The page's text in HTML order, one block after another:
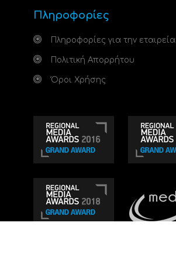
Πληροφορίες
Πληροφορίες για την εταιρεία
Πολιτική Απορρήτου
Όροι Χρήσης